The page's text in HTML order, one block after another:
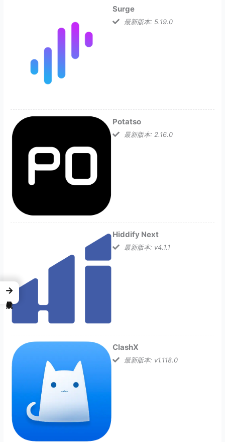
Surge
最新版本: 5.19.0
Potatso
最新版本: 2.16.0
Hiddify Next
最新版本: v4.1.1
ClashX
最新版本: v1.118.0
→